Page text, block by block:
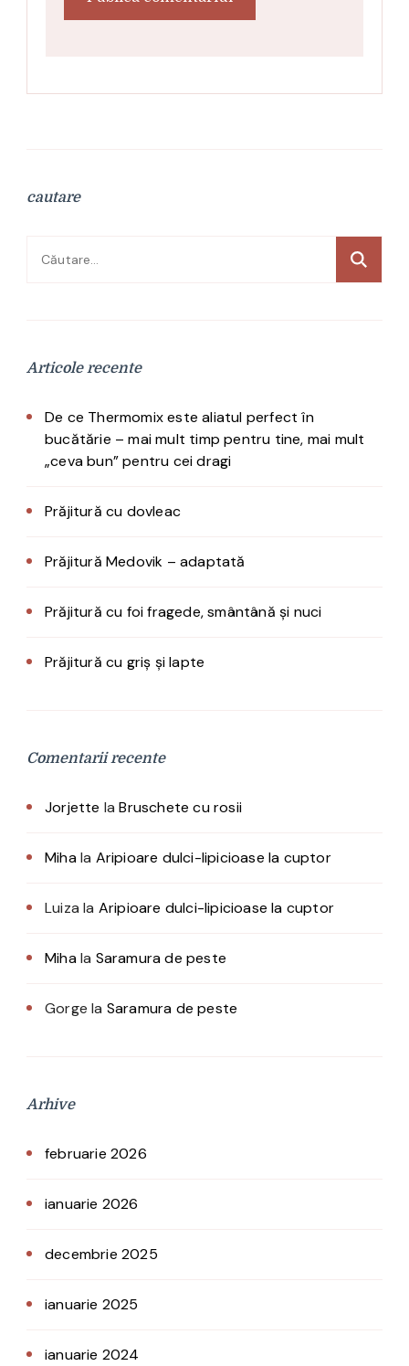
cautare
Caută
Articole recente
De ce Thermomix este aliatul perfect în
bucătărie – mai mult timp pentru tine, mai mult
„ceva bun” pentru cei dragi
Prăjitură cu dovleac
Prăjitură Medovik – adaptată
Prăjitură cu foi fragede, smântână și nuci
Prăjitură cu griș și lapte
Comentarii recente
Jorjette laBruschete cu rosii
Mihala Aripioare dulci-lipicioase la cuptor
Luiza la Aripioare dulci-lipicioase la cuptor
Mihala Saramura de peste
Gorge la Saramura de peste
Arhive
februarie 2026
ianuarie 2026
decembrie 2025
ianuarie 2025
ianuarie 2024